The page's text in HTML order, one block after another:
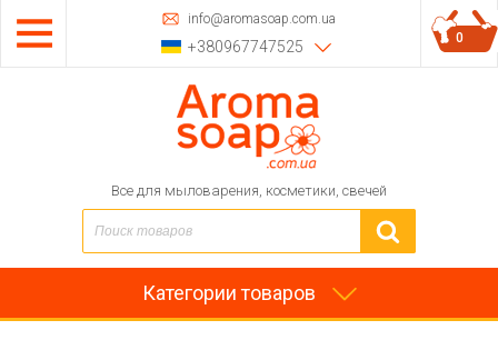
info@aromasoap.com.ua
+380967747525
Все для мыловарения, косметики, свечей
0
Категории товаров